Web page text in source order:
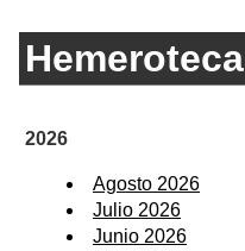
Hemeroteca
2026
Agosto 2026
Julio 2026
Junio 2026